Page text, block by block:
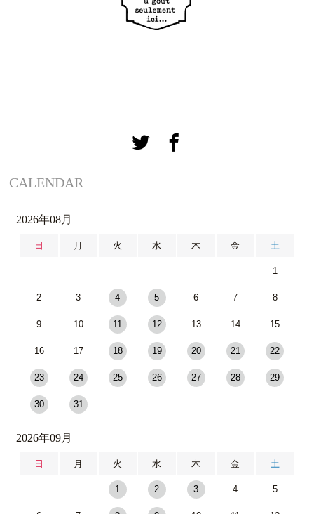
CALENDAR
2026年08月
日 月 火 水 木 金 土
1
2 3 4 5 6 7 8
9 10 11 12 13 14 15
16 17 18 19 20 21 22
23 24 25 26 27 28 29
30 31
2026年09月
日 月 火 水 木 金 土
1 2 3 4 5